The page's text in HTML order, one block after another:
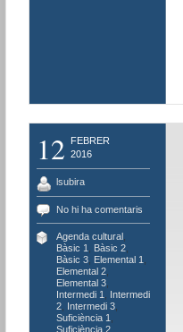
12
FEBRER
2016
lsubira
No hi ha comentaris
Agenda cultural ,
Bàsic 1, Bàsic 2,
Bàsic 3, Elemental 1,
Elemental 2,
Elemental 3,
Intermedi 1, Intermedi
2, Intermedi 3,
Suficiència 1,
Suficiència 2,